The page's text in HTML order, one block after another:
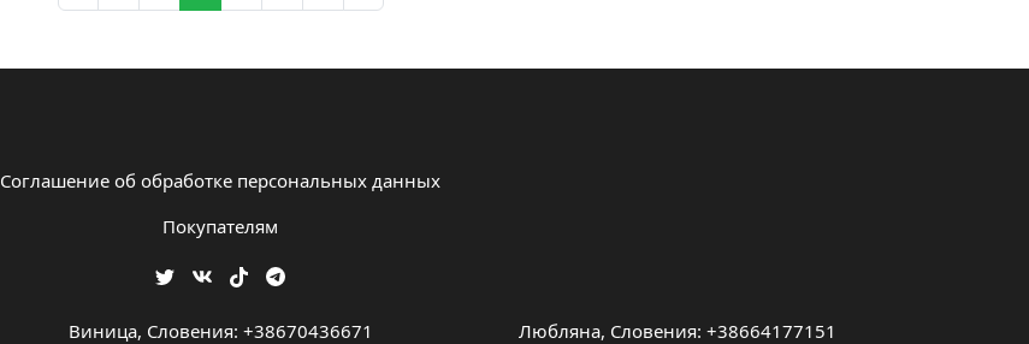
Соглашение об обработке персональных данных
Покупателям
Виница, Словения: +38670436671
Любляна, Словения: +38664177151